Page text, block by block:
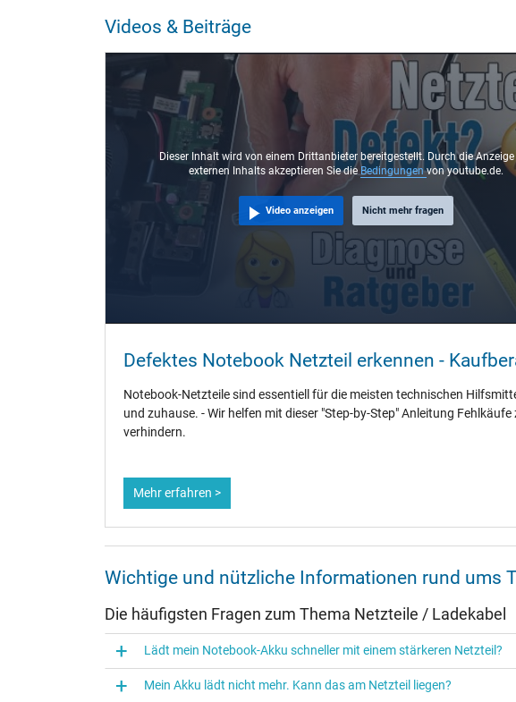
Steckerlänge (mm)
Steckerdurchmesser außen / innen
Stift im Stecker
Länge Anschlusskabel (m) (ca.)
Länge / Breite / Höhe
Überlast-, kurzschluss- und überhitzungsgeschützt
Kategorisierung
Kategorie
Verwendung
Videos & Beiträge
Dieser Inhalt wird von einem Drittanbieter bereitgestellt. Durch die Anzeige
externen Inhalts akzeptieren Sie dieBedingungenvon youtube.de.
Video anzeigen Nicht mehr fragen
Defektes Notebook Netzteil erkennen -
Notebook-Netzteile sind essentiell für die meisten technischen
und zuhause. - Wir helfen mit dieser "Step-by-Step" Anleitung Fehlkäufe
verhindern.
Mehr erfahren >
Wichtige und nützliche Informationen rund ums
Die häufigsten Fragen zum Thema Netzteile / Ladekabel
Lädt mein Notebook-Akku schneller mit einem stärkeren Netzteil?
Mein Akku lädt nicht mehr. Kann das am Netzteil liegen?